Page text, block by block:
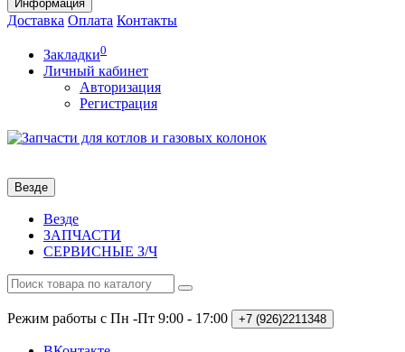
Информация
Доставка Оплата Контакты
Закладки0
Личный кабинет
Авторизация
Регистрация
Везде
Везде
ЗАПЧАСТИ
СЕРВИСНЫЕ З/Ч
Режим работы с Пн -Пт 9:00 - 17:00 +7 (926)2211348